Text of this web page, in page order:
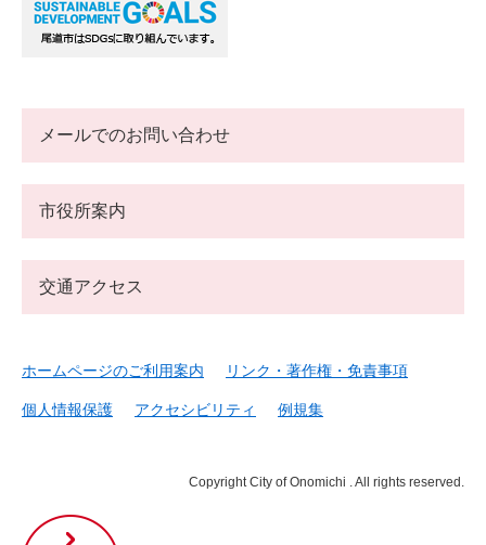
尾
メールでのお問い合わせ
市役所案内
交通アクセス
ホームページのご利用案内 リンク・著作権・免責事項
個人情報保護 アクセシビリティ 例規集
Copyright City of Onomichi . All rights reserved.